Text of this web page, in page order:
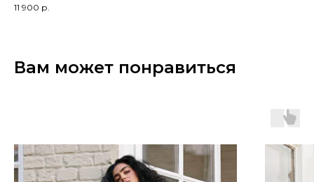
11 900 р.
Вам может понравиться